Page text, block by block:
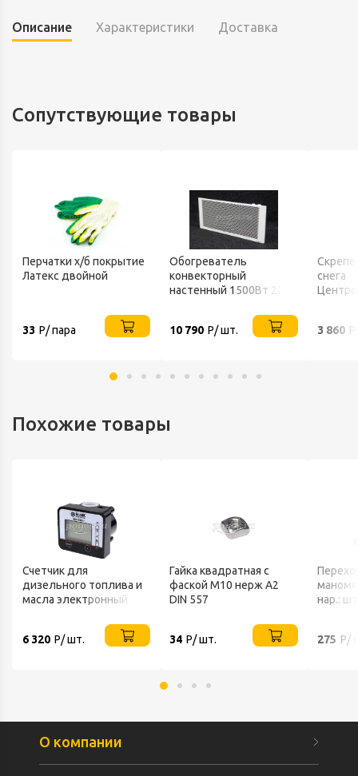
Описание Характеристики Доставка
Сопутствующие товары
Перчатки х/б покрытие
Латекс двойной
33 Р/ пара
Обогреватель
конвекторный
настенный 1500Вт 220В
10 790 Р/ шт.
снега
3 860
Похожие товары
Счетчик для
дизельного топлива и
масла электронный
БелАвтоКомплект
6 320 Р/ шт.
Гайка квадратная с
фаской М10 нерж А2
DIN 557
34 Р/ шт.
нар.:
275 Р/
О компании